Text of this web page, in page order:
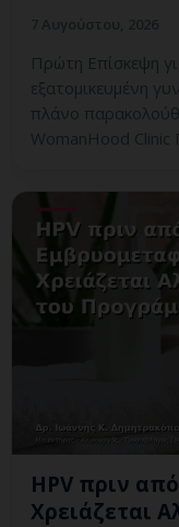
Πρώτη Επίσκεψη
εξατομικευμένη
πλάνο
WomanHood Clinic
HPV πριν
Χρειάζεται